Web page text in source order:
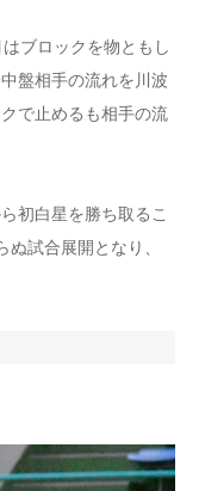
ブロックを物ともし
盤相手の流れを川波
で止めるも相手の流
初白星を勝ち取るこ
試合展開となり、